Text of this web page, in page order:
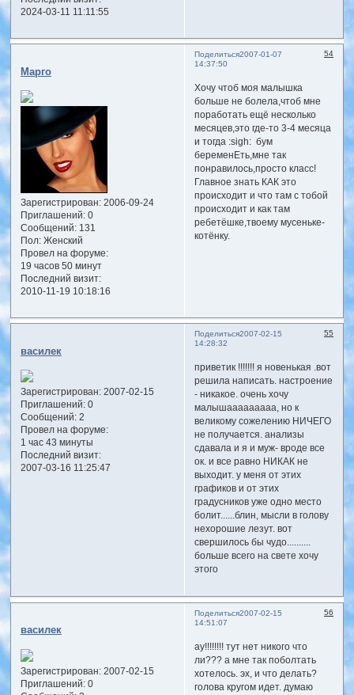
2024-03-11 11:11:55
Поделиться 54
2007-01-07
14:37:50
Марго
Зарегистрирован: 2006-09-24
Приглашений:0
Сообщений:131
Пол:Женский
Провел на форуме:
19 часов 50 минут
Последний визит:
2010-11-19 10:18:16
Хочу чтоб моя малышка
больше не болела,чтоб мне
поработать ещё несколько
месяцев,это где-то 3-4 месяца
и тогда :sigh: бум
беременЕть,мне так
понравилось,просто класс!
Главное знать КАК это
происходит и что там с тобой
происходит и как там
ребетёшке,твоему мусеньке-
котёнку.
Поделиться 55
2007-02-15
14:28:32
василек
Зарегистрирован: 2007-02-15
Приглашений:0
Сообщений:2
Провел на форуме:
1 час 43 минуты
Последний визит:
2007-03-16 11:25:47
приветик !!!!!!! я новенькая .вот
решила написать. настроение
- никакое. очень хочу
малышааааааааа, но к
великому сожелению НИЧЕГО
не получается. анализы
сдавала и я и муж- вроде все
ок. и все равно НИКАК не
выходит. у меня от этих
графиков и от этих
градусников уже одно место
болит......блин, мысли в голову
нехорошие лезут. вот
свершилось бы чудо..........
больше всего на свете хочу
этого
Поделиться 56
2007-02-15
14:51:07
василек
Зарегистрирован: 2007-02-15
Приглашений:0
ау!!!!!!!! тут нет никого что
ли??? а мне так поболтать
хотелось. эх, и что делать?
голова кругом идет. думаю